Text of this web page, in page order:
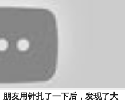
朋友用针扎了一下后，发现了大